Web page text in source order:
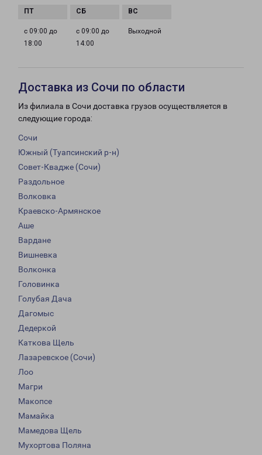
с 09:00 до
18:00
с 09:00 до
14:00
Выходной
Доставка из Сочи по области
Из филиала в Сочи доставка грузов осуществляется в
следующие города:
Сочи
Южный (Туапсинский р-н)
Совет-Квадже (Сочи)
Раздольное
Волковка
Краевско-Армянское
Аше
Вардане
Вишневка
Волконка
Головинка
Голубая Дача
Дагомыс
Дедеркой
Каткова Щель
Лазаревское (Сочи)
Лоо
Магри
Макопсе
Мамайка
Мамедова Щель
Мухортова Поляна